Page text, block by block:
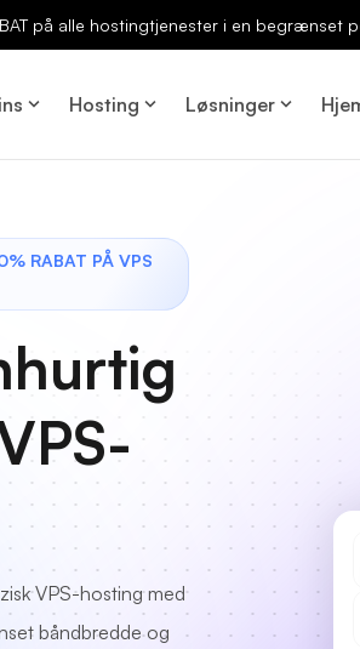
på alle hostingtjenester i en begrænset
Hosting Løsninger
RABAT PÅ VPS
VPS-hosting med
båndbredde og